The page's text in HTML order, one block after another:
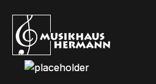
Hauptinhalt springen
Zur Suche springen
Zur Hauptnavigation springen